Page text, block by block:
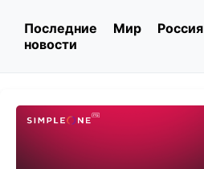
Последние
новости
Мир Россия